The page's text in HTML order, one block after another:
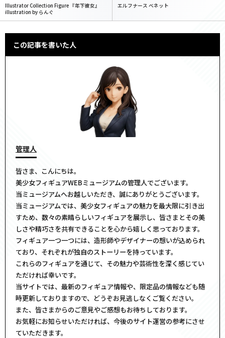
Illustrator Collection Figure 『年下彼女』
illustration by らんぐ
エルフナース ベネット
この記事を書いた人
管理人
皆さま、こんにちは。
美少女フィギュアWEBミュージアムの管理人でございます。
当ミュージアムへお越しいただき、誠にありがとうございます。
当ミュージアムでは、美少女フィギュアの魅力を最大限に引き出
すため、数々の素晴らしいフィギュアを展示し、皆さまとその美
しさや精巧さを共有できることを心から嬉しく思っております。
フィギュア一つ一つには、造形師やデザイナーの想いが込められ
ており、それぞれが独自のストーリーを持っています。
これらのフィギュアを通じて、その魅力や芸術性を深く感じてい
ただければ幸いです。
当サイトでは、最新のフィギュア情報や、限定品の情報なども随
時更新しておりますので、どうぞお見逃しなくご覧ください。
また、皆さまからのご意見やご感想もお待ちしております。
お気軽にお知らせいただければ、今後のサイト運営の参考にさせ
ていただきます。